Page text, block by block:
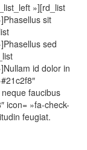
»][rd_list
sit
sed
id dolor in
faucibus
icon= »fa-check-
feugiat.